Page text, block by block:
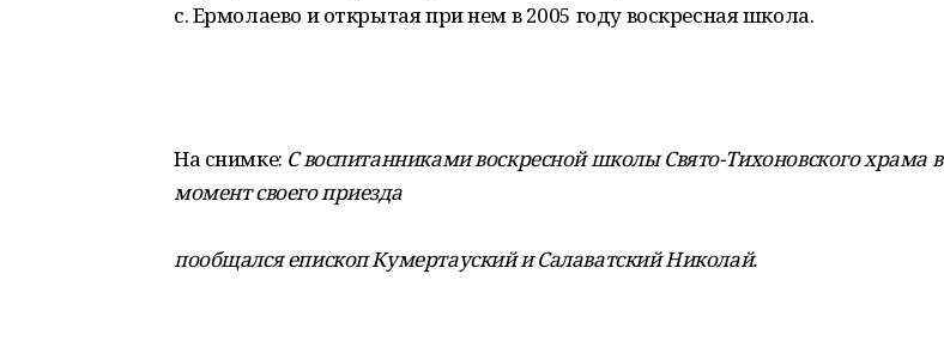
с. Ермолаево и открытая при нем в 2005 году вос­кресная школа.
На снимке: С воспитанниками воскресной школы Свято-Тихоновского храма в
момент своего приезда
пообщался епископ Кумертауский и Салаватский Николай.